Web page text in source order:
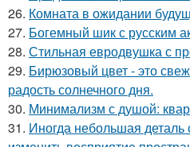
26. Комната в ожидании
27. Богемный шик с русским
28. Стильная евродвушка с
29. Бирюзовый цвет - это
радость солнечного дня.
30. Минимализм с душой:
31. Иногда небольшая